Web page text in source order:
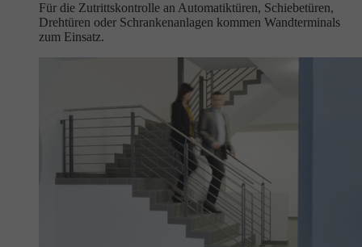
Für die Zutrittskontrolle an Automatiktüren, Schiebetüren,
Drehtüren oder Schrankenanlagen kommen Wandterminals
zum Einsatz.